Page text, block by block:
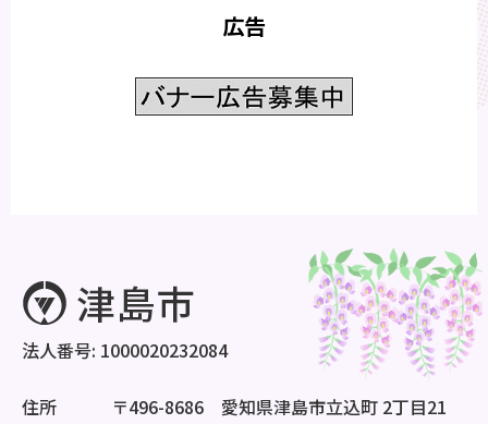
広告
法人番号: 1000020232084
住所
〒496-8686 愛知県津島市立込町 2丁目21